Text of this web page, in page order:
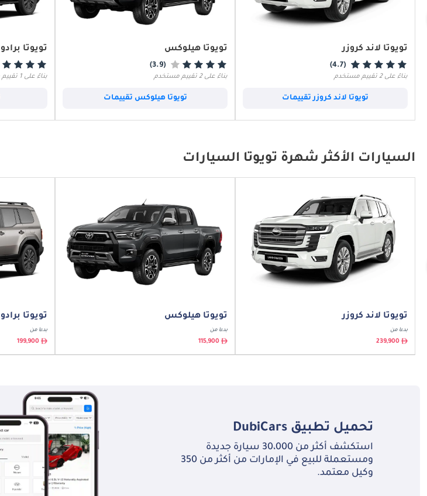
تويوتا لاند كروزر
(4.7)
بناءً على 2 تقييم مستخدم
تويوتا لاند كروزر تقييمات
تويوتا هيلوكس
(3.9)
بناءً على 2 تقييم مستخدم
تويوتا هيلوكس تقييمات
تويوتا برادو
بناءً على 1 تقييم مستخدم
السيارات الأكثر شهرة تويوتا السيارات
تويوتا لاند كروزر
بدءا من
239,900
تويوتا هيلوكس
بدءا من
115,900
تويوتا برادو
بدءا من
199,900
تحميل تطبيق DubiCars
استكشف أكثر من 30،000 سيارة جديدة
ومستعملة للبيع في الإمارات من أكثر من 350
وكيل معتمد.